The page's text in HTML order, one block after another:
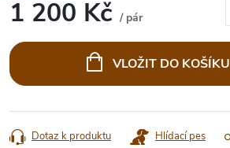
1 200 Kč / pár
cena:
VLOŽIT DO KOŠÍKU
Dotaz k produktu Hlídací pes